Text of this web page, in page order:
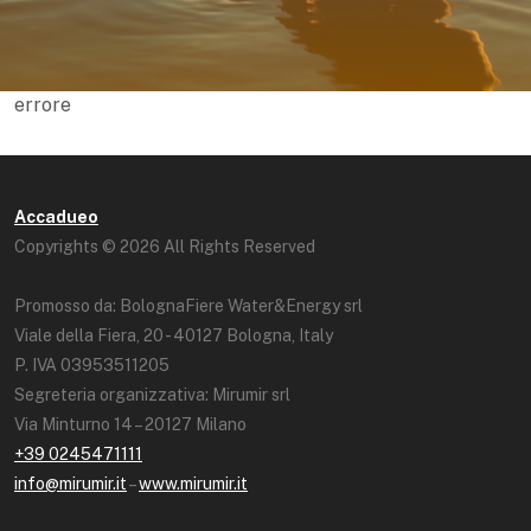
errore
Accadueo
Copyrights © 2026 All Rights Reserved
Promosso da: BolognaFiere Water&Energy srl
Viale della Fiera, 20 - 40127 Bologna, Italy
P. IVA 03953511205
Segreteria organizzativa: Mirumir srl
Via Minturno 14 – 20127 Milano
+39 0245471111
info@mirumir.it–www.mirumir.it